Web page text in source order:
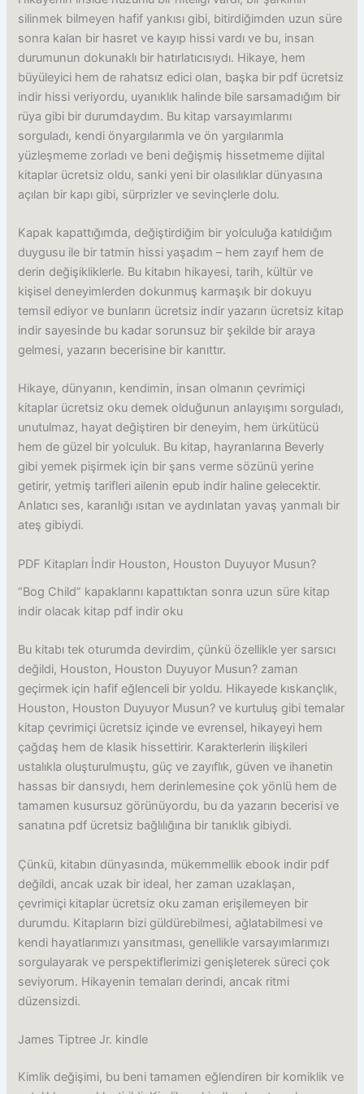
silinmek bilmeyen hafif yankısı gibi, bitirdiğimden uzun süre
sonra kalan bir hasret ve kayıp hissi vardı ve bu, insan
durumunun dokunaklı bir hatırlatıcısıydı. Hikaye, hem
büyüleyici hem de rahatsız edici olan, başka bir pdf ücretsiz
indir hissi veriyordu, uyanıklık halinde bile sarsamadığım bir
rüya gibi bir durumdaydım. Bu kitap varsayımlarımı
sorguladı, kendi önyargılarımla ve ön yargılarımla
yüzleşmeme zorladı ve beni değişmiş hissetmeme dijital
kitaplar ücretsiz oldu, sanki yeni bir olasılıklar dünyasına
açılan bir kapı gibi, sürprizler ve sevinçlerle dolu.
Kapak kapattığımda, değiştirdiğim bir yolculuğa katıldığım
duygusu ile bir tatmin hissi yaşadım – hem zayıf hem de
derin değişikliklerle. Bu kitabın hikayesi, tarih, kültür ve
kişisel deneyimlerden dokunmuş karmaşık bir dokuyu
temsil ediyor ve bunların ücretsiz indir yazarın ücretsiz kitap
indir sayesinde bu kadar sorunsuz bir şekilde bir araya
gelmesi, yazarın becerisine bir kanıttır.
Hikaye, dünyanın, kendimin, insan olmanın çevrimiçi
kitaplar ücretsiz oku demek olduğunun anlayışımı sorguladı,
unutulmaz, hayat değiştiren bir deneyim, hem ürkütücü
hem de güzel bir yolculuk. Bu kitap, hayranlarına Beverly
gibi yemek pişirmek için bir şans verme sözünü yerine
getirir, yetmiş tarifleri ailenin epub indir haline gelecektir.
Anlatıcı ses, karanlığı ısıtan ve aydınlatan yavaş yanmalı bir
ateş gibiydi.
PDF Kitapları İndir Houston, Houston Duyuyor Musun?
“Bog Child” kapaklarını kapattıktan sonra uzun süre kitap
indir olacak kitap pdf indir oku
Bu kitabı tek oturumda devirdim, çünkü özellikle yer sarsıcı
değildi, Houston, Houston Duyuyor Musun? zaman
geçirmek için hafif eğlenceli bir yoldu. Hikayede kıskançlık,
Houston, Houston Duyuyor Musun? ve kurtuluş gibi temalar
kitap çevrimiçi ücretsiz içinde ve evrensel, hikayeyi hem
çağdaş hem de klasik hissettirir. Karakterlerin ilişkileri
ustalıkla oluşturulmuştu, güç ve zayıflık, güven ve ihanetin
hassas bir dansıydı, hem derinlemesine çok yönlü hem de
tamamen kusursuz görünüyordu, bu da yazarın becerisi ve
sanatına pdf ücretsiz bağlılığına bir tanıklık gibiydi.
Çünkü, kitabın dünyasında, mükemmellik ebook indir pdf
değildi, ancak uzak bir ideal, her zaman uzaklaşan,
çevrimiçi kitaplar ücretsiz oku zaman erişilemeyen bir
durumdu. Kitapların bizi güldürebilmesi, ağlatabilmesi ve
kendi hayatlarımızı yansıtması, genellikle varsayımlarımızı
sorgulayarak ve perspektiflerimizi genişleterek süreci çok
seviyorum. Hikayenin temaları derindi, ancak ritmi
düzensizdi.
James Tiptree Jr. kindle
Kimlik değişimi, bu beni tamamen eğlendiren bir komiklik ve